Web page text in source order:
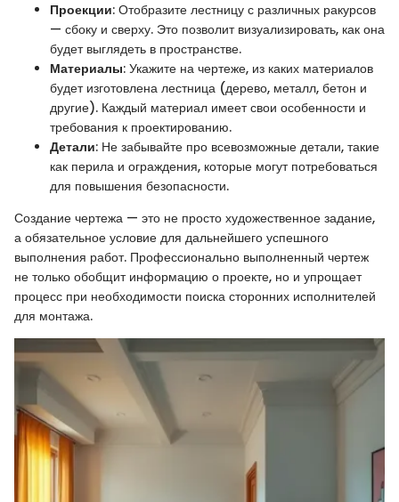
Проекции: Отобразите лестницу с различных ракурсов
— сбоку и сверху. Это позволит визуализировать, как она
будет выглядеть в пространстве.
Материалы: Укажите на чертеже, из каких материалов
будет изготовлена лестница (дерево, металл, бетон и
другие). Каждый материал имеет свои особенности и
требования к проектированию.
Детали: Не забывайте про всевозможные детали, такие
как перила и ограждения, которые могут потребоваться
для повышения безопасности.
Создание чертежа — это не просто художественное задание,
а обязательное условие для дальнейшего успешного
выполнения работ. Профессионально выполненный чертеж
не только обобщит информацию о проекте, но и упрощает
процесс при необходимости поиска сторонних исполнителей
для монтажа.